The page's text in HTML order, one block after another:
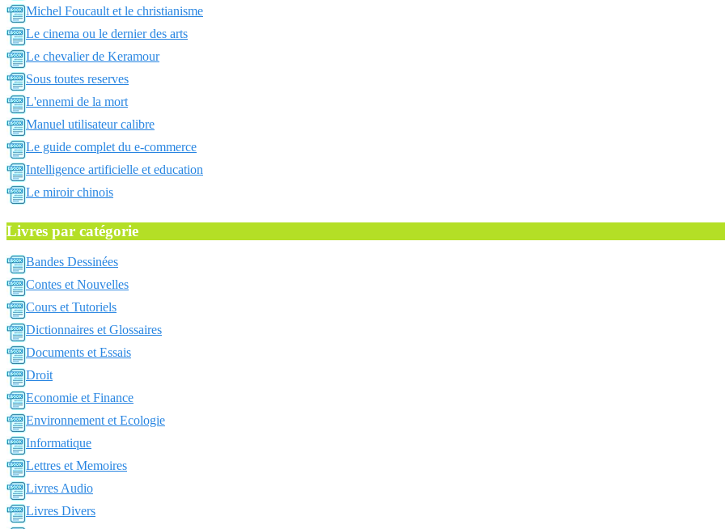
Michel Foucault et le christianisme
Le cinema ou le dernier des arts
Le chevalier de Keramour
Sous toutes reserves
L'ennemi de la mort
Manuel utilisateur calibre
Le guide complet du e-commerce
Intelligence artificielle et education
Le miroir chinois
Livres par catégorie
Bandes Dessinées
Contes et Nouvelles
Cours et Tutoriels
Dictionnaires et Glossaires
Documents et Essais
Droit
Economie et Finance
Environnement et Ecologie
Informatique
Lettres et Memoires
Livres Audio
Livres Divers